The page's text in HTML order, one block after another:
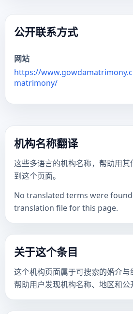
公开联系方式
网站
https://
matrimony/
机构名称翻译
这些多语言的机构名称，帮助用
到这个页面。
No translated terms were
translation file for this page.
关于这个条目
这个机构页面属于可搜索的婚介
帮助用户发现机构名称、地区和公